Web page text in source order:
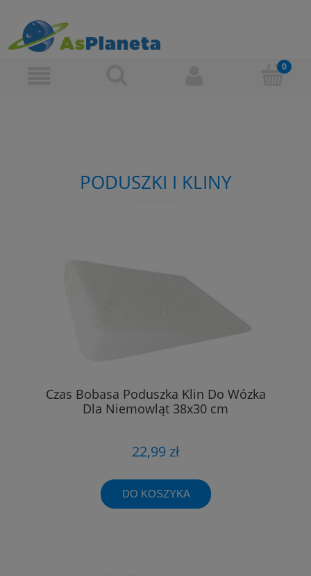
PODUSZKI I KLINY
Czas Bobasa Poduszka Klin Do Wózka
Dla Niemowląt 38x30 cm
22,99 zł
DO KOSZYKA